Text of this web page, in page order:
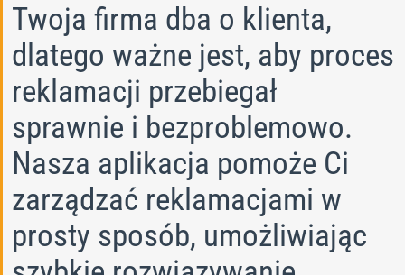
Twoja firma dba o klienta,
dlatego ważne jest, aby proces
reklamacji przebiegał
sprawnie i bezproblemowo.
Nasza aplikacja pomoże Ci
zarządzać reklamacjami w
prosty sposób, umożliwiając